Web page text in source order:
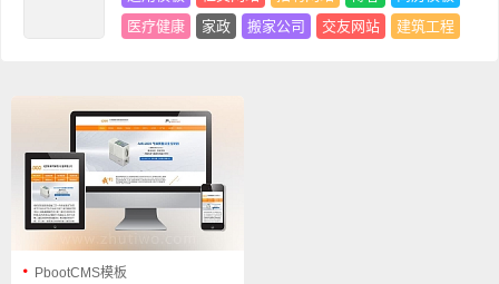
医疗健康
家政 搬家公司 交友网站 建筑工程
PbootCMS模板